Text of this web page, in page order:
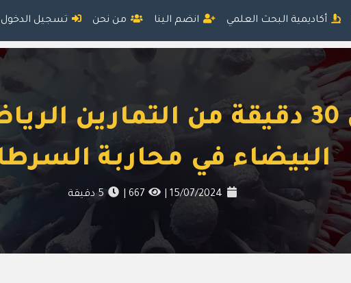
أكاديمية البحث العلمي انضم الينا من نحن تسجيل الدخول
العلاقة بين 30 دقيقة من التمارين
البيضاء في محاربة
15/07/2024
5دقيقة